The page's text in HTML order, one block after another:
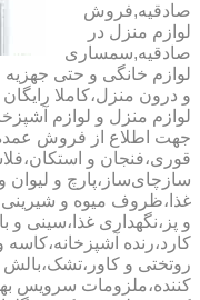
صادقیه,فروش
لوازم منزل در
صادقیه,سمساری
لوازم خانگی و حتی
و درون منزل،کاملا رایگان
لوازم منزل و لوازم
جهت اطلاع از فروش
قوری،فنجان و
سازچای‌ساز،پارچ و
غذا،ظروف میوه و
و پز،نگهداری غذا،سینی و
کارد،رنده
روتختی و کاور،تشک،بالش
کننده،ملزومات سرویس